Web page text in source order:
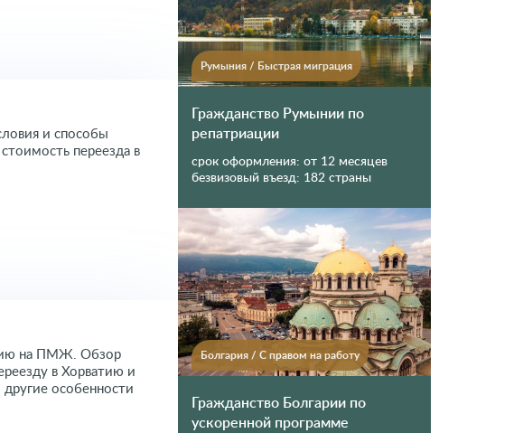
и способы
переезда в
на ПМЖ. Обзор
в Хорватию и
особенности
Румыния / Быстрая миграция
Гражданство Румынии по
репатриации
срок оформления: от 12 месяцев
безвизовый въезд: 182 страны
Болгария / С правом на работу
Гражданство Болгарии по
ускоренной программе